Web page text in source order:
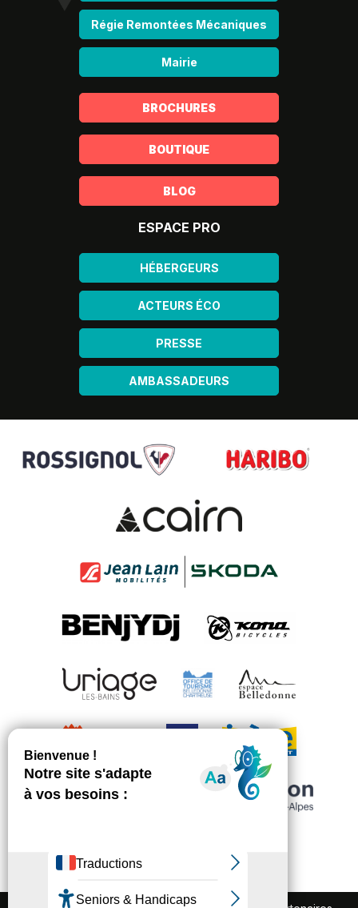
Régie Remontées Mécaniques
Mairie
BROCHURES
BOUTIQUE
BLOG
ESPACE PRO
HÉBERGEURS
ACTEURS ÉCO
PRESSE
AMBASSADEURS